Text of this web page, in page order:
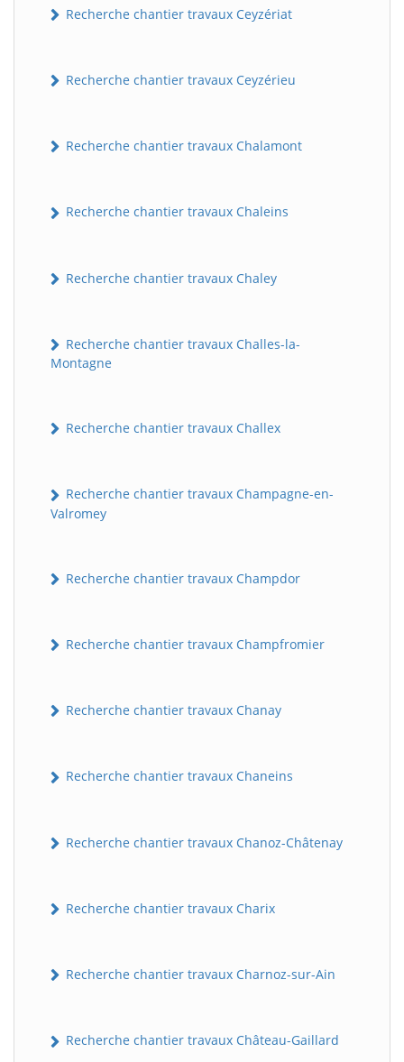
Recherche chantier travaux Ceyzériat
Recherche chantier travaux Ceyzérieu
Recherche chantier travaux Chalamont
Recherche chantier travaux Chaleins
Recherche chantier travaux Chaley
Recherche chantier travaux Challes-la-
Montagne
Recherche chantier travaux Challex
Recherche chantier travaux Champagne-en-
Valromey
Recherche chantier travaux Champdor
Recherche chantier travaux Champfromier
Recherche chantier travaux Chanay
Recherche chantier travaux Chaneins
Recherche chantier travaux Chanoz-Châtenay
Recherche chantier travaux Charix
Recherche chantier travaux Charnoz-sur-Ain
Recherche chantier travaux Château-Gaillard